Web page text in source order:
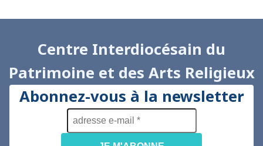
Centre Interdiocésain du
Patrimoine et des Arts Religieux
Abonnez-vous à la newsletter
adresse
e-
mail
*